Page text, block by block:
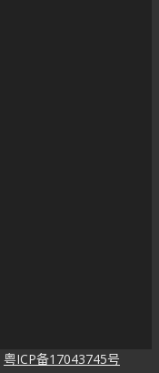
粤ICP备17043745号